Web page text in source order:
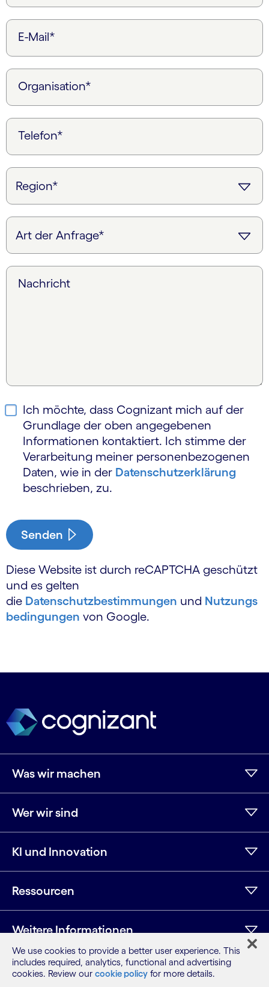
E-Mail*
Organisation*
Telefon*
Nachricht
Ich möchte, dass Cognizant mich auf der
Grundlage der oben angegebenen
Informationen kontaktiert. Ich stimme der
Verarbeitung meiner personen­bezogenen
Daten, wie in der Daten­schutz­erklärung
beschrieben, zu.
Senden
Diese Website ist durch reCAPTCHA geschützt
und es gelten
die Datenschutzbestimmungen und Nutzungs
bedingungen von Google.
Was wir machen
Wer wir sind
KI und Innovation
Ressourcen
Weitere Informationen
We use cookies to provide a better user experience. This
includes required, analytics, functional and advertising
cookies. Review our cookie policy for more details.